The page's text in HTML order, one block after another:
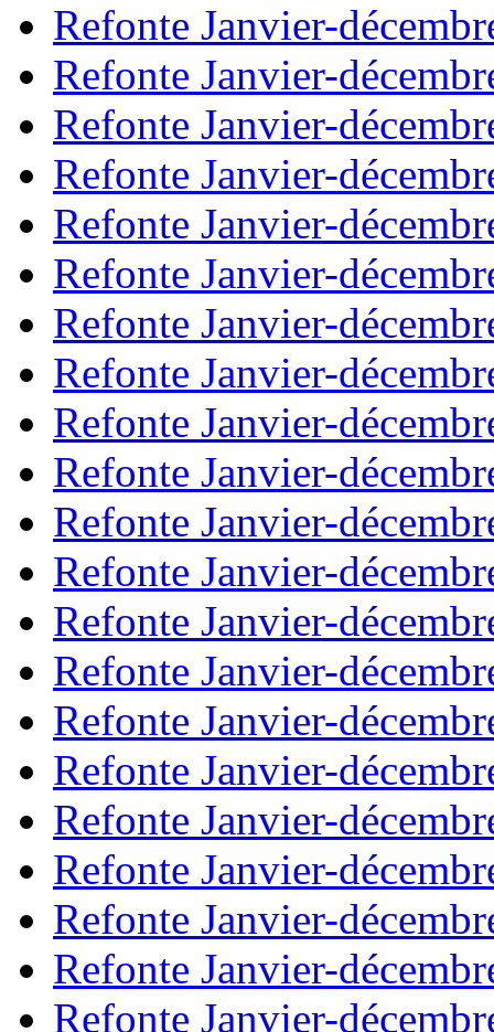
Refonte Janvier-
Refonte Janvier-
Refonte Janvier-
Refonte Janvier-
Refonte Janvier-
Refonte Janvier-
Refonte Janvier-
Refonte Janvier-
Refonte Janvier-
Refonte Janvier-
Refonte Janvier-
Refonte Janvier-
Refonte Janvier-
Refonte Janvier-
Refonte Janvier-
Refonte Janvier-
Refonte Janvier-
Refonte Janvier-
Refonte Janvier-
Refonte Janvier-
Refonte Janvier-